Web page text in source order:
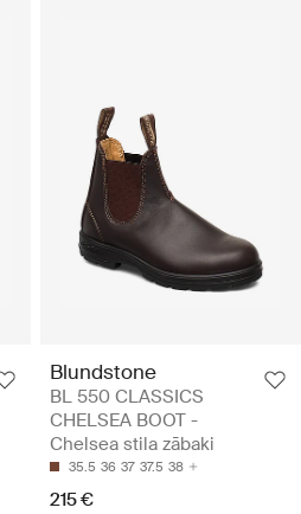
Blundstone
BL 550 CLASSICS
CHELSEA BOOT -
Chelsea stila zābaki
35.5 36 37 37.5 38
215 €